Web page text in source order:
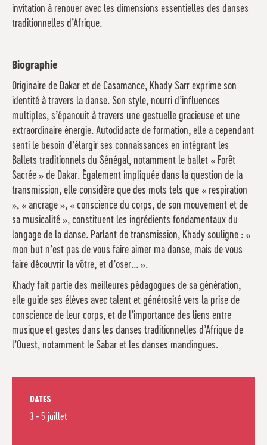
invitation à renouer avec les dimensions essentielles des danses
traditionnelles d’Afrique.
Biographie
Originaire de Dakar et de Casamance, Khady Sarr exprime son
identité à travers la danse. Son style, nourri d’influences
multiples, s’épanouit à travers une gestuelle gracieuse et une
extraordinaire énergie. Autodidacte de formation, elle a cependant
senti le besoin d’élargir ses connaissances en intégrant les
Ballets traditionnels du Sénégal, notamment le ballet « Forêt
Sacrée » de Dakar. Également impliquée dans la question de la
transmission, elle considère que des mots tels que « respiration
», « ancrage », « conscience du corps, de son mouvement et de
sa musicalité », constituent les ingrédients fondamentaux du
langage de la danse. Parlant de transmission, Khady souligne : «
mon but n’est pas de vous faire aimer ma danse, mais de vous
faire découvrir la vôtre, et d’oser... ».
Khady fait partie des meilleures pédagogues de sa génération,
elle guide ses élèves avec talent et générosité vers la prise de
conscience de leur corps, et de l’importance des liens entre
musique et gestes dans les danses traditionnelles d’Afrique de
l’Ouest, notamment le Sabar et les danses mandingues.
DATES
3 - 5 juillet